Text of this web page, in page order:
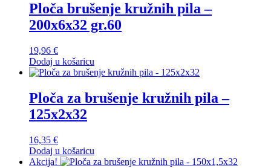
Ploča brušenje kružnih pila –
200x6x32 gr.60
19,96 €
Dodaj u košaricu
Ploča za brušenje kružnih pila –
125x2x32
16,35 €
Dodaj u košaricu
Akcija!